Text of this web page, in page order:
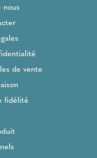
nous
de vente
fidélité